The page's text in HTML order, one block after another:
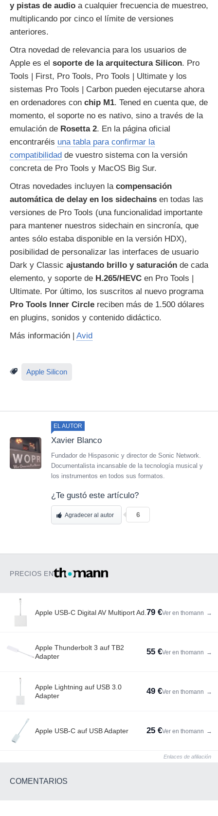
y pistas de audio a cualquier frecuencia de muestreo,
multiplicando por cinco el límite de versiones
anteriores.
Otra novedad de relevancia para los usuarios de
Apple es el soporte de la arquitectura Silicon. Pro
Tools | First, Pro Tools, Pro Tools | Ultimate y los
sistemas Pro Tools | Carbon pueden ejecutarse ahora
en ordenadores con chip M1. Tened en cuenta que, de
momento, el soporte no es nativo, sino a través de la
emulación de Rosetta 2. En la página oficial
encontraréis una tabla para confirmar la
compatibilidad de vuestro sistema con la versión
concreta de Pro Tools y MacOS Big Sur.
Otras novedades incluyen la compensación
automática de delay en los sidechains en todas las
versiones de Pro Tools (una funcionalidad importante
para mantener nuestros sidechain en sincronía, que
antes sólo estaba disponible en la versión HDX),
posibilidad de personalizar las interfaces de usuario
Dark y Classic ajustando brillo y saturación de cada
elemento, y soporte de H.265/HEVC en Pro Tools |
Ultimate. Por último, los suscritos al nuevo programa
Pro Tools Inner Circle reciben más de 1.500 dólares
en plugins, sonidos y contenido didáctico.
Más información | Avid
Apple Silicon
EL AUTOR
Xavier Blanco
Fundador de Hispasonic y director de Sonic Network.
Documentalista incansable de la tecnología musical y
los instrumentos en todos sus formatos.
¿Te gustó este artículo?
Agradecer al autor 6
PRECIOS EN
Apple USB-C Digital AV Multiport Ad.79 €Ver en thomann →
Apple Thunderbolt 3 auf TB2
Adapter
55 €Ver en thomann →
Apple Lightning auf USB 3.0
Adapter
49 €Ver en thomann →
Apple USB-C auf USB Adapter 25 €Ver en thomann →
Enlaces de afiliación
COMENTARIOS